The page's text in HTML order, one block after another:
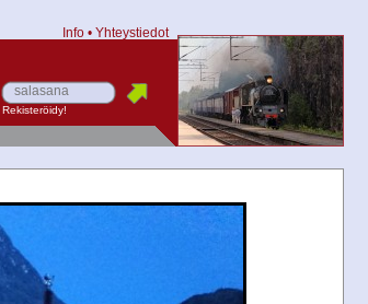
Info • Yhteystiedot
Rekisteröidy!